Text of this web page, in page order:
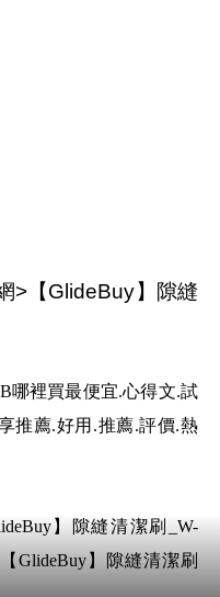
>【GlideBuy】隙縫
哪裡買最便宜.心得文.試
推薦.好用.推薦.評價.熱
】隙縫清潔刷_W-
GlideBuy】隙縫清潔刷